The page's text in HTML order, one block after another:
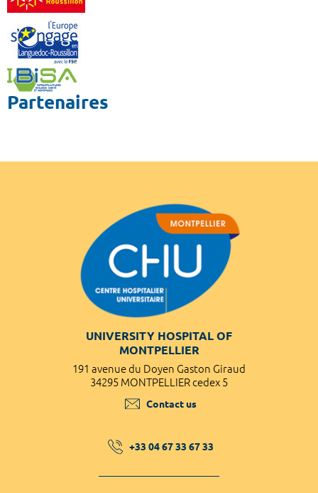
Partenaires
UNIVERSITY HOSPITAL OF
MONTPELLIER
191 avenue du Doyen Gaston Giraud
34295 MONTPELLIER cedex 5
Contact us
+33 04 67 33 67 33